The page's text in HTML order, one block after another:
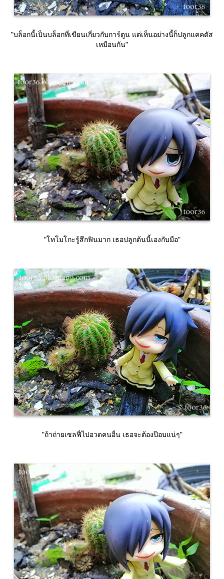
"บล็อกนี้เป็นบล็อกที่เขียนเกี่ยวกับการ์ตูน แต่เห็นอย่างนี้ก็ปลูกแคคตัส
เหมือนกัน"
"โทโมโกะรู้สึกฟินมาก เธอปลูกต้นนี้เองกับมือ"
"ถ้าถ่ายเซลฟี่ไปอวดคนอื่น เธอจะต้องป๊อบแน่ๆ"